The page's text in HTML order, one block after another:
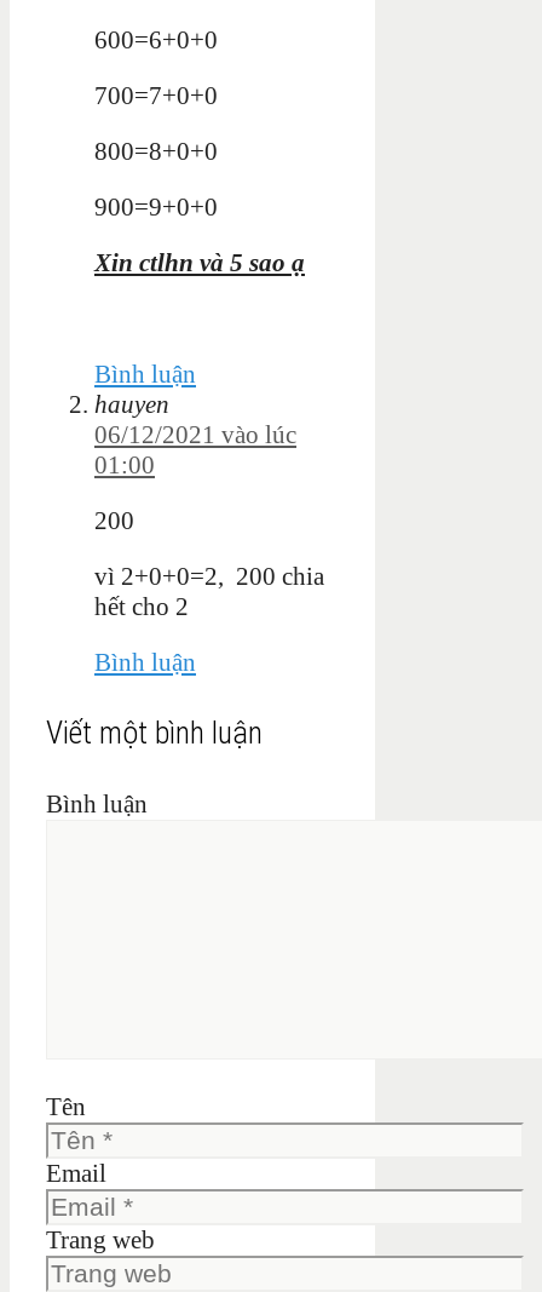
600=6+0+0
700=7+0+0
800=8+0+0
900=9+0+0
Xin ctlhn và 5 sao ạ
Bình luận
hauyen
06/12/2021 vào lúc
01:00
200
vì 2+0+0=2, 200 chia
hết cho 2
Bình luận
Viết một bình luận
Bình luận
Tên
Email
Trang web